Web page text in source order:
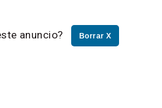
anuncio? Borrar X